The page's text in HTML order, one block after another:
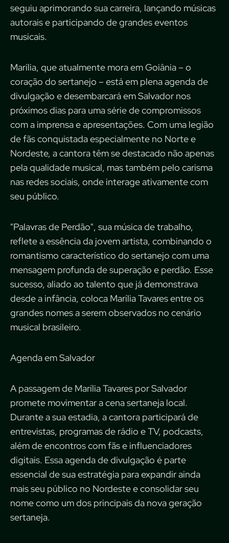
seguiu aprimorando sua carreira, lançando músicas
autorais e participando de grandes eventos
musicais.
Marília, que atualmente mora em Goiânia – o
coração do sertanejo – está em plena agenda de
divulgação e desembarcará em Salvador nos
próximos dias para uma série de compromissos
com a imprensa e apresentações. Com uma legião
de fãs conquistada especialmente no Norte e
Nordeste, a cantora têm se destacado não apenas
pela qualidade musical, mas também pelo carisma
nas redes sociais, onde interage ativamente com
seu público.
"Palavras de Perdão", sua música de trabalho,
reflete a essência da jovem artista, combinando o
romantismo característico do sertanejo com uma
mensagem profunda de superação e perdão. Esse
sucesso, aliado ao talento que já demonstrava
desde a infância, coloca Marília Tavares entre os
grandes nomes a serem observados no cenário
musical brasileiro.
Agenda em Salvador
A passagem de Marília Tavares por Salvador
promete movimentar a cena sertaneja local.
Durante a sua estadia, a cantora participará de
entrevistas, programas de rádio e TV, podcasts,
além de encontros com fãs e influenciadores
digitais. Essa agenda de divulgação é parte
essencial de sua estratégia para expandir ainda
mais seu público no Nordeste e consolidar seu
nome como um dos principais da nova geração
sertaneja.